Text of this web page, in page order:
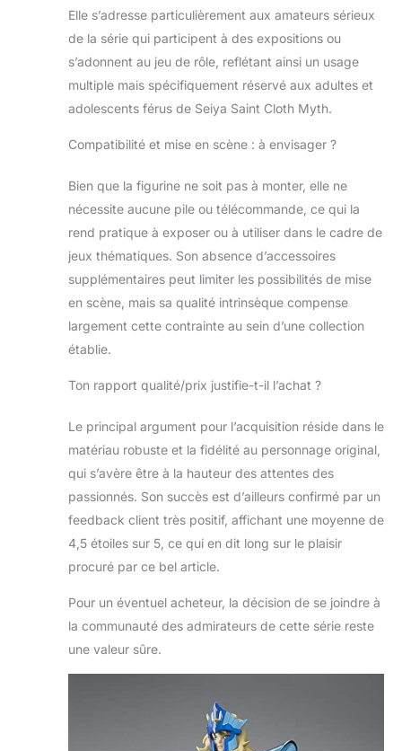
Elle s’adresse particulièrement aux amateurs sérieux
de la série qui participent à des expositions ou
s’adonnent au jeu de rôle, reflétant ainsi un usage
multiple mais spécifiquement réservé aux adultes et
adolescents férus de Seiya Saint Cloth Myth.
Compatibilité et mise en scène : à envisager ?
Bien que la figurine ne soit pas à monter, elle ne
nécessite aucune pile ou télécommande, ce qui la
rend pratique à exposer ou à utiliser dans le cadre de
jeux thématiques. Son absence d’accessoires
supplémentaires peut limiter les possibilités de mise
en scène, mais sa qualité intrinsèque compense
largement cette contrainte au sein d’une collection
établie.
Ton rapport qualité/prix justifie-t-il l’achat ?
Le principal argument pour l’acquisition réside dans le
matériau robuste et la fidélité au personnage original,
qui s’avère être à la hauteur des attentes des
passionnés. Son succès est d’ailleurs confirmé par un
feedback client très positif, affichant une moyenne de
4,5 étoiles sur 5, ce qui en dit long sur le plaisir
procuré par ce bel article.
Pour un éventuel acheteur, la décision de se joindre à
la communauté des admirateurs de cette série reste
une valeur sûre.